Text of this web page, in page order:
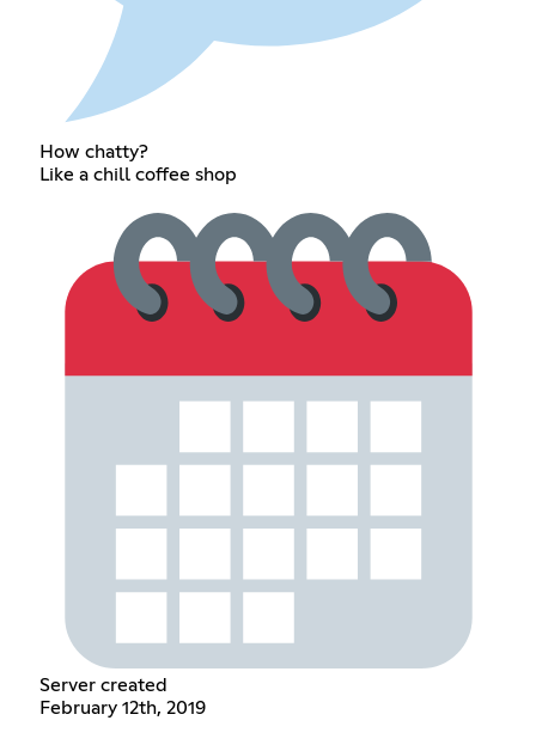
How chatty?
Like a chill coffee shop
Server created
February 12th, 2019